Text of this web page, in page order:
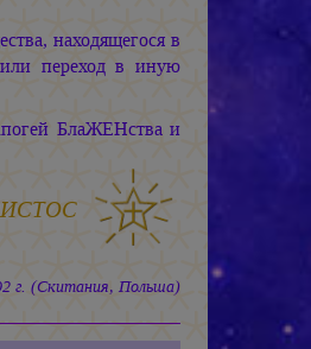
находящегося в
или переход в иную
БлаЖЕНства и
г. (Скитания, Польша)